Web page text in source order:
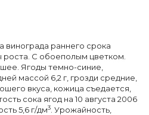
винограда раннего срока
С обоеполым цветком.
Ягоды темно-синие,
массой 6,2 г, грозди средние,
вкуса, кожица съедается,
сока ягод на 10 августа 2006
5,6 г/дм3 . Урожайность,